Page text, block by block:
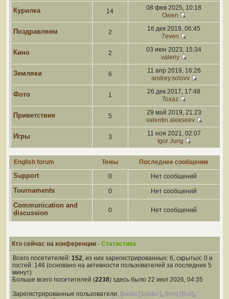
Курилка 14
08 фев 2025, 10:18
Owen
Поздравляем 2
16 дек 2019, 06:45
7even
Кино 2
03 июн 2023, 15:34
valeriy
Земляки 6
11 апр 2019, 16:26
andrey.solovv
Фото 1
26 дек 2017, 17:48
Toxaz
Приветствие 5
29 май 2019, 21:23
valentin.alekseev
Игры 3
11 ноя 2021, 02:07
Igor Jung
English forum Темы Последнее сообщение
Support 0 Нет сообщений
Tournaments 0 Нет сообщений
Communication and
discussion
0 Нет сообщений
Кто сейчас на конференции - Статистика
Всего посетителей: 152, из них зарегистрированных: 6, скрытых: 0 и
гостей: 146 (основано на активности пользователей за последние 5
минут)
Больше всего посетителей (2238) здесь было 22 июл 2026, 04:35
Зарегистрированные пользователи: Baidu [Spider] , Bing [Bot] ,